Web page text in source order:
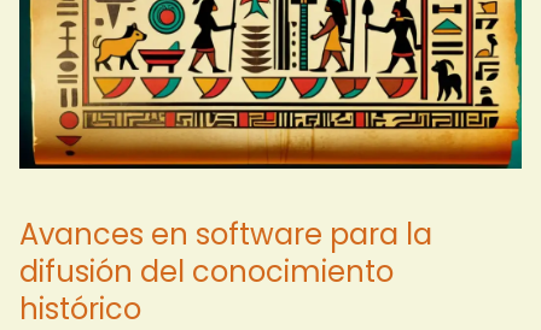
Avances en software para la
difusión del conocimiento
histórico